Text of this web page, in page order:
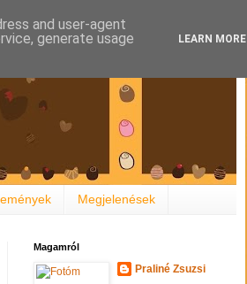
Megjelenések
Magamról
Praliné Zsuzsi
and user-agent
generate usage
LEARN MORE